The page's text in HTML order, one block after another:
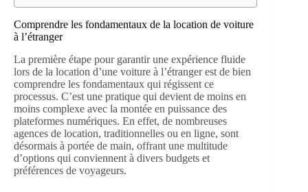
Comprendre les fondamentaux de la location de voiture
à l’étranger
La première étape pour garantir une expérience fluide
lors de la location d’une voiture à l’étranger est de bien
comprendre les fondamentaux qui régissent ce
processus. C’est une pratique qui devient de moins en
moins complexe avec la montée en puissance des
plateformes numériques. En effet, de nombreuses
agences de location, traditionnelles ou en ligne, sont
désormais à portée de main, offrant une multitude
d’options qui conviennent à divers budgets et
préférences de voyageurs.